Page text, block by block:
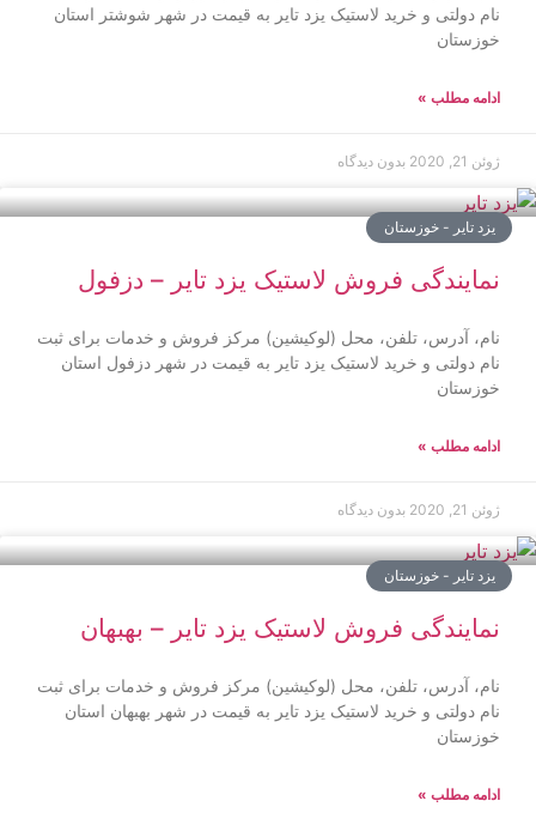
نام دولتی و خرید لاستیک یزد تایر به قیمت در شهر شوشتر استان
خوزستان
ادامه مطلب »
ژوئن 21, 2020 بدون دیدگاه
یزد تایر - خوزستان
نمایندگی فروش لاستیک یزد تایر – دزفول
نام، آدرس، تلفن، محل (لوکیشین) مرکز فروش و خدمات برای ثبت
نام دولتی و خرید لاستیک یزد تایر به قیمت در شهر دزفول استان
خوزستان
ادامه مطلب »
ژوئن 21, 2020 بدون دیدگاه
یزد تایر - خوزستان
نمایندگی فروش لاستیک یزد تایر – بهبهان
نام، آدرس، تلفن، محل (لوکیشین) مرکز فروش و خدمات برای ثبت
نام دولتی و خرید لاستیک یزد تایر به قیمت در شهر بهبهان استان
خوزستان
ادامه مطلب »